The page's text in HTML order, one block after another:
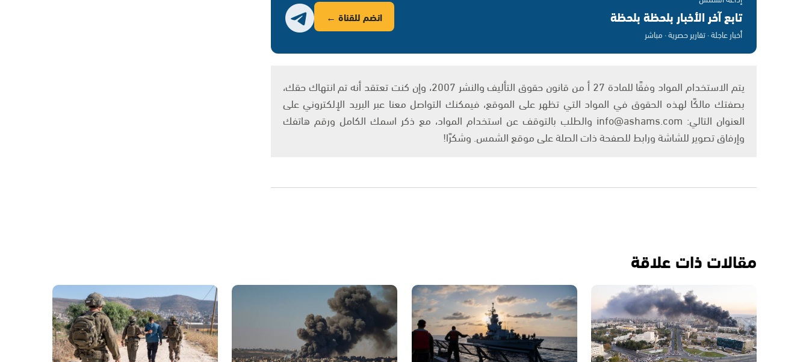
تابع آخر الأخبار بلحظة بلحظة
أخبار عاجلة · تقارير حصرية · مباشر
انضم للقناة ←
يتم الاستخدام المواد وفقًا للمادة 27 أ من قانون حقوق التأليف والنشر 2007، وإن كنت تعتقد أنه تم انتهاك حقك،
بصفتك مالكًا لهذه الحقوق في المواد التي تظهر على الموقع، فيمكنك التواصل معنا عبر البريد الإلكتروني على
العنوان التالي: info@ashams.com والطلب بالتوقف عن استخدام المواد، مع ذكر اسمك الكامل ورقم هاتفك
وإرفاق تصوير للشاشة ورابط للصفحة ذات الصلة على موقع الشمس. وشكرًا!
مقالات ذات علاقة